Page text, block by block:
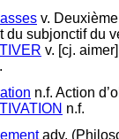
v.
du subjonctif du
v. [cj.
n.f. Action
n.f.
adv.